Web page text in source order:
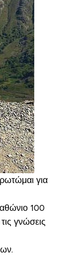
για
100
γνώσεις